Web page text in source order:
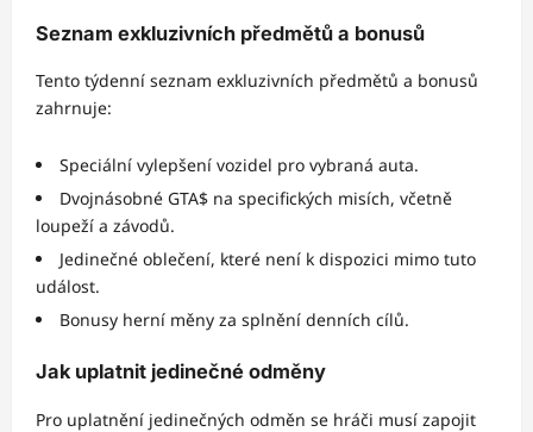
Seznam exkluzivních předmětů a bonusů
Tento týdenní seznam exkluzivních předmětů a bonusů
zahrnuje:
Speciální vylepšení vozidel pro vybraná auta.
Dvojnásobné GTA$ na specifických misích, včetně
loupeží a závodů.
Jedinečné oblečení, které není k dispozici mimo tuto
událost.
Bonusy herní měny za splnění denních cílů.
Jak uplatnit jedinečné odměny
Pro uplatnění jedinečných odměn se hráči musí zapojit